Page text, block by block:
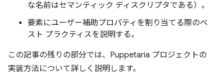
な名前はセマンティック ディスクリプタである）。
要素にユーザー補助プロパティを割り当てる際のベ
スト プラクティスを説明する。
この記事の残りの部分では、Puppetaria プロジェクトの
実装方法について詳しく説明します。